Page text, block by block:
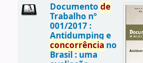
Documento de
Trabalho nº
001/2017 :
Antidumping e
concorrência no
Brasil : uma